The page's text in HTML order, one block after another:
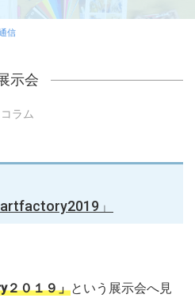
信
示会
コラム
」
２０１９」という展示会へ見